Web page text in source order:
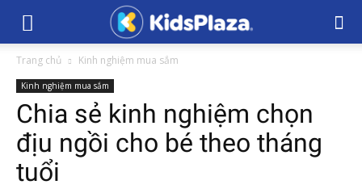
Trang chủ Kinh nghiệm mua sắm
Kinh nghiệm mua sắm
Chia sẻ kinh nghiệm chọn
địu ngồi cho bé theo tháng
tuổi